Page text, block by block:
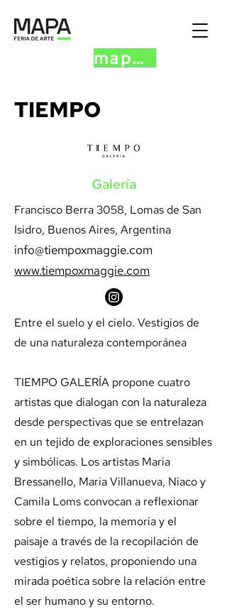
mapa.art
TIEMPO
Galería
Francisco Berra 3058, Lomas de San
Isidro, Buenos Aires, Argentina
info@tiempoxmaggie.com
www.tiempoxmaggie.com
Entre el suelo y el cielo. Vestigios de
de una naturaleza contemporánea
TIEMPO GALERÍA propone cuatro
artistas que dialogan con la naturaleza
desde perspectivas que se entrelazan
en un tejido de exploraciones sensibles
y simbólicas. Los artistas Maria
Bressanello, Maria Villanueva, Niaco y
Camila Loms convocan a reflexionar
sobre el tiempo, la memoria y el
paisaje a través de la recopilación de
vestigios y relatos, proponiendo una
mirada poética sobre la relación entre
el ser humano y su entorno.